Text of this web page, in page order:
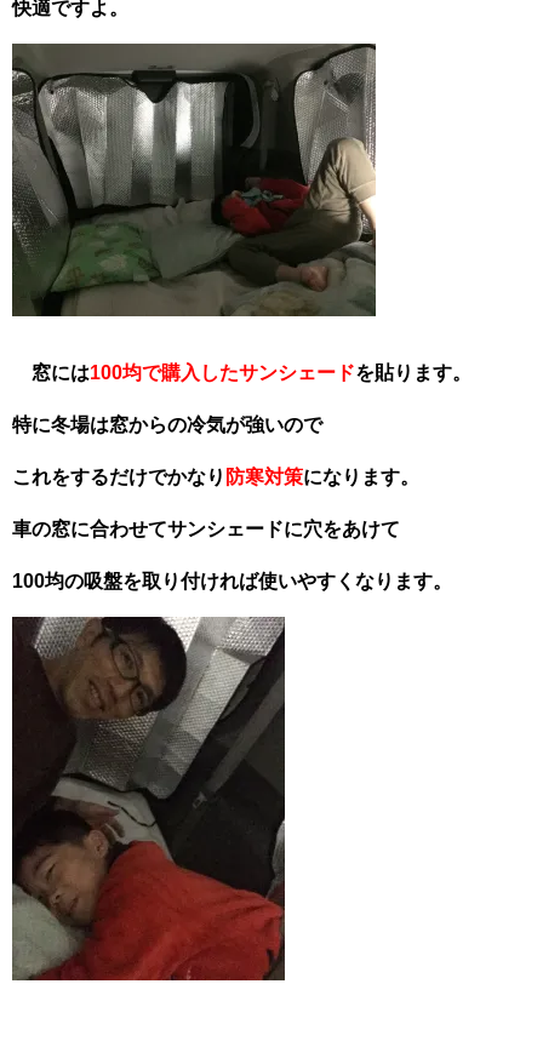
快適ですよ。
窓には100均で購入したサンシェードを貼ります。
特に冬場は窓からの冷気が強いので
これをするだけでかなり 防寒対策になります。
車の窓に合わせてサンシェードに穴をあけて
100均の吸盤を取り付ければ使いやすくなります。